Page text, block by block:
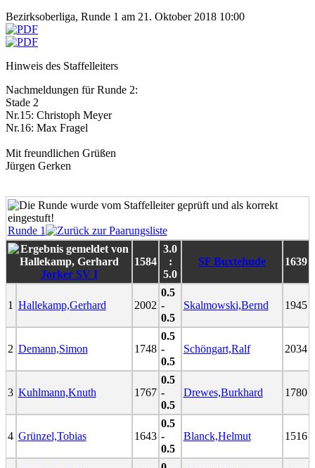
Bezirksoberliga, Runde 1 am 21. Oktober 2018 10:00
Hinweis des Staffelleiters
Nachmeldungen für Runde 2:
Stade 2
Nr.15: Christoph Meyer
Nr.16: Max Fragel
Mit freundlichen Grüßen
Jürgen Gerken
Runde 1
Jorker SV I
1584
3.0
:
5.0
SF Buxtehude 1639
1 Hallekamp,Gerhard 2002
0.5
-
0.5
Skalmowski,Bernd 1945
2 Demann,Simon 1748
0.5
-
0.5
Schöngart,Ralf 2034
3 Kuhlmann,Knuth 1767
0.5
-
0.5
Drewes,Burkhard 1780
4 Grünzel,Tobias 1643
0.5
-
0.5
Blanck,Helmut 1516